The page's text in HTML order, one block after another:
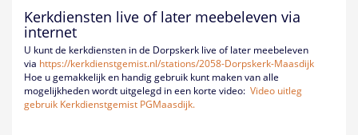
Kerkdiensten live of later meebeleven via
internet
U kunt de kerkdiensten in de Dorpskerk live of later meebeleven
via https://kerkdienstgemist.nl/stations/2058-Dorpskerk-Maasdijk
Hoe u gemakkelijk en handig gebruik kunt maken van alle
mogelijkheden wordt uitgelegd in een korte video: Video uitleg
gebruik Kerkdienstgemist PGMaasdijk.